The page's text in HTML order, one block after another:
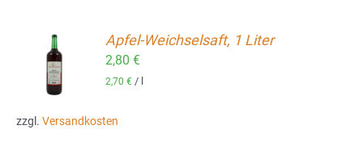
Apfel-Weichselsaft, 1 Liter
2,80€
2,70€ /
zzgl. Versandkosten